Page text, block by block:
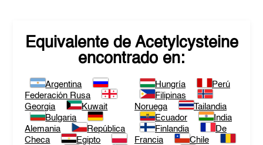
Equivalente de Acetylcysteine
encontrado en:
Argentina
Federación Rusa
Georgia
Kuwait
Bulgaria
Alemania
República
Checa
Egipto
Hungría
Perú
Filipinas
Noruega
Tailandia
Ecuador
India
Finlandia
De
Francia
Chile